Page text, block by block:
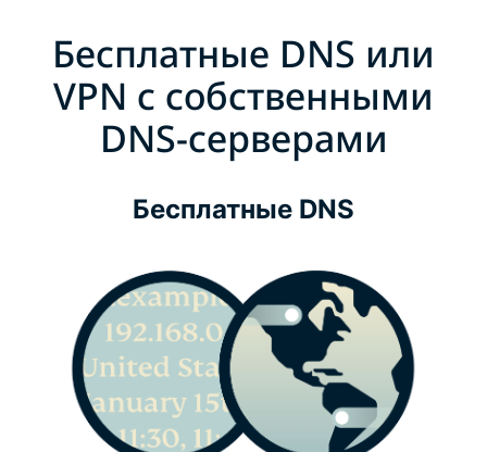
Бесплатные DNS или
VPN с собственными
DNS-серверами
Бесплатные DNS